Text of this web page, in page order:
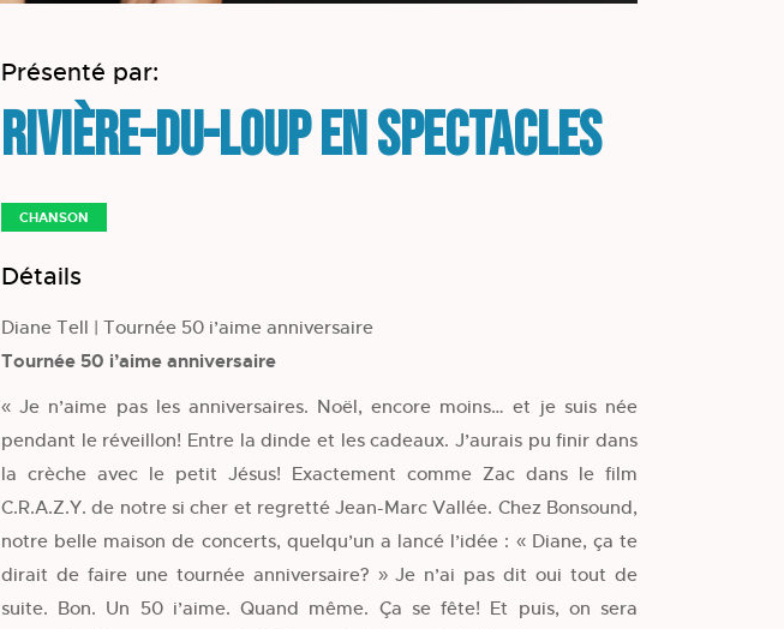
Présenté par:
Rivière-du-Loup en spectacles
CHANSON
Détails
Diane Tell | Tournée 50 i’aime anniversaire
Tournée 50 i’aime anniversaire
« Je n’aime pas les anniversaires. Noël, encore moins… et je suis née
pendant le réveillon! Entre la dinde et les cadeaux. J’aurais pu finir dans
la crèche avec le petit Jésus! Exactement comme Zac dans le film
C.R.A.Z.Y. de notre si cher et regretté Jean-Marc Vallée. Chez Bonsound,
notre belle maison de concerts, quelqu’un a lancé l’idée : « Diane, ça te
dirait de faire une tournée anniversaire? » Je n’ai pas dit oui tout de
suite. Bon. Un 50 i’aime. Quand même. Ça se fête! Et puis, on sera